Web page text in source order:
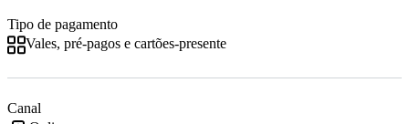
Tipo de pagamento
Vales, pré-pagos e cartões-presente
Canal